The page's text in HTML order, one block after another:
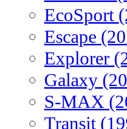
EcoSport
Escape
Explorer
Galaxy
S-MAX
Transit